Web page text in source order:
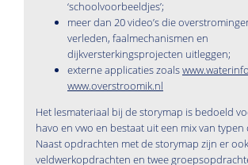
‘schoolvoorbeeldjes’;
meer dan 20 video’s die
verleden, faalmechanismen en
dijkversterkingsprojecten uitleggen;
externe applicaties zoals
www.overstroomik.nl
Het lesmateriaal bij de storymap is bedoeld
havo en vwo en bestaat uit een mix van
Naast opdrachten met de storymap zijn er ook
veldwerkopdrachten en twee